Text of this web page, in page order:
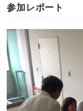
参加レポート